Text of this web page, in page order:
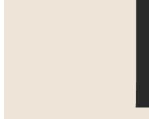
Misschien weet je al
nog aan het
Tijdens een eerste
mogelijkheden. We
het type
Dat kan gewoon